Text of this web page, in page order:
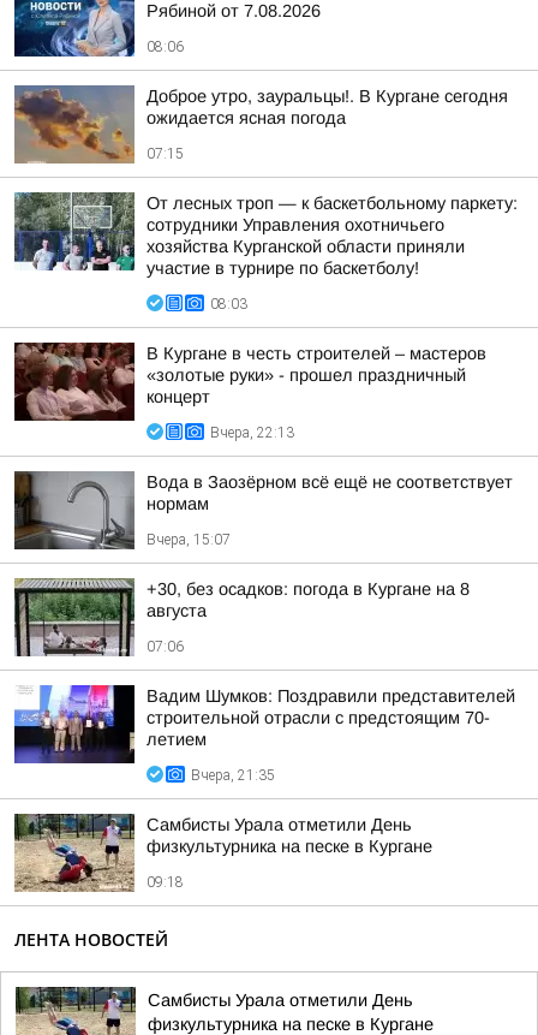
Рябиной от 7.08.2026
08:06
Доброе утро, зауральцы!. В Кургане сегодня
ожидается ясная погода
07:15
От лесных троп — к баскетбольному паркету:
сотрудники Управления охотничьего
хозяйства Курганской области приняли
участие в турнире по баскетболу!
08:03
В Кургане в честь строителей – мастеров
«золотые руки» - прошел праздничный
концерт
Вчера, 22:13
Вода в Заозёрном всё ещё не соответствует
нормам
Вчера, 15:07
+30, без осадков: погода в Кургане на 8
августа
07:06
Вадим Шумков: Поздравили представителей
строительной отрасли с предстоящим 70-
летием
Вчера, 21:35
Самбисты Урала отметили День
физкультурника на песке в Кургане
09:18
ЛЕНТА НОВОСТЕЙ
Самбисты Урала отметили День
физкультурника на песке в Кургане